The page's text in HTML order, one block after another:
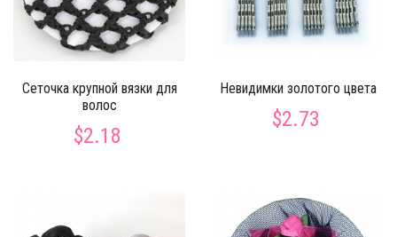
Сеточка крупной вязки для
волос
$2.18
Невидимки золотого цвета
$2.73